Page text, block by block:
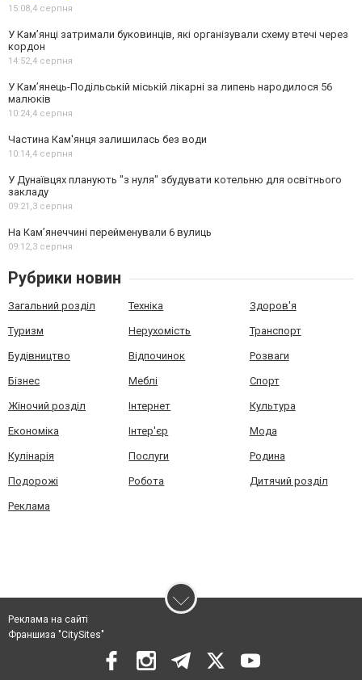
15:08,4 серпня
У Кам’янці затримали буковинців, які організували схему втечі через
кордон
14:52,4 серпня
У Кам’янець-Подільській міській лікарні за липень народилося 56
малюків
10:24,4 серпня
Частина Кам'янця залишилась без води
10:14,4 серпня
У Дунаївцях планують "з нуля" збудувати котельню для освітнього
закладу
09:21,3 серпня
На Камʼянеччині перейменували 6 вулиць
09:12,3 серпня
Рубрики новин
Загальний розділ Техніка Здоров'я
Туризм Нерухомість Транспорт
Будівництво Відпочинок Розваги
Бізнес Меблі Спорт
Жіночий розділ Інтернет Культура
Економіка Інтер'єр Мода
Кулінарія Послуги Родина
Подорожі Робота Дитячий розділ
Реклама
Реклама на сайті
Франшиза "CitySites"